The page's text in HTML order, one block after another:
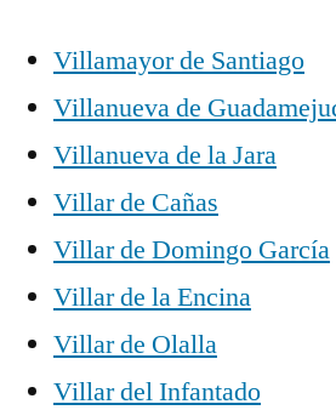
Villamayor de Santiago
Villanueva de
Villanueva de la Jara
Villar de Cañas
Villar de Domingo García
Villar de la Encina
Villar de Olalla
Villar del Infantado